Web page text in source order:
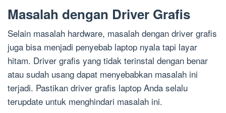
Masalah dengan Driver Grafis
Selain masalah hardware, masalah dengan driver grafis
juga bisa menjadi penyebab laptop nyala tapi layar
hitam. Driver grafis yang tidak terinstal dengan benar
atau sudah usang dapat menyebabkan masalah ini
terjadi. Pastikan driver grafis laptop Anda selalu
terupdate untuk menghindari masalah ini.